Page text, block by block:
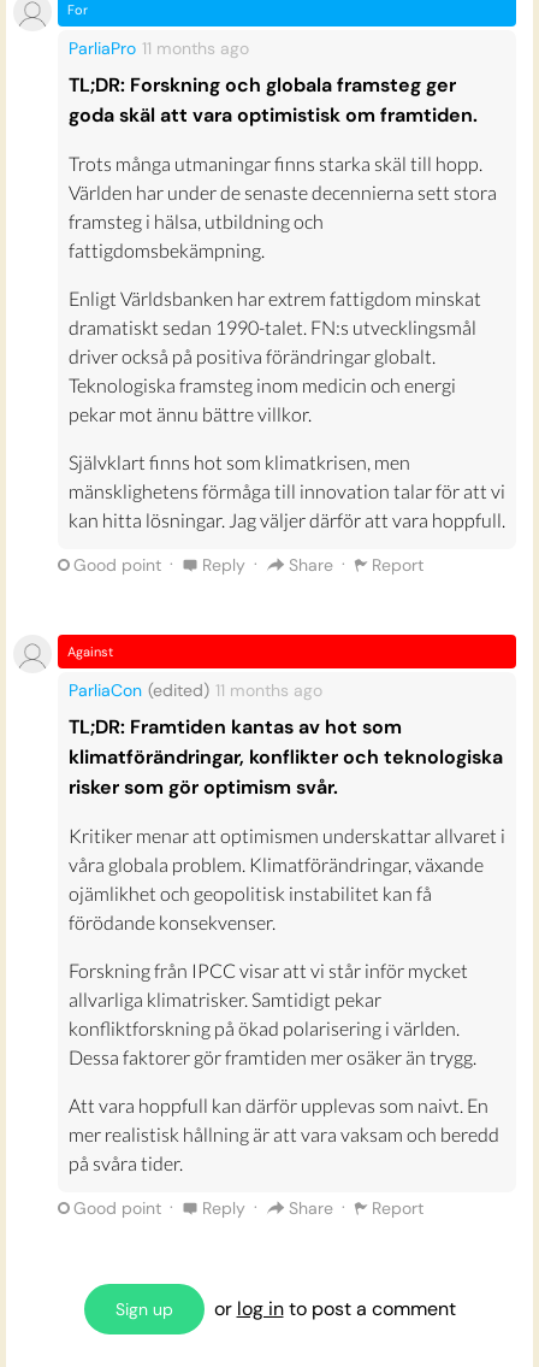
For
ParliaPro 11 months ago
TL;DR: Forskning och globala framsteg ger
goda skäl att vara optimistisk om framtiden.
Trots många utmaningar finns starka skäl till hopp.
Världen har under de senaste decennierna sett stora
framsteg i hälsa, utbildning och
fattigdomsbekämpning.
Enligt Världsbanken har extrem fattigdom minskat
dramatiskt sedan 1990-talet. FN:s utvecklingsmål
driver också på positiva förändringar globalt.
Teknologiska framsteg inom medicin och energi
pekar mot ännu bättre villkor.
Självklart finns hot som klimatkrisen, men
mänsklighetens förmåga till innovation talar för att vi
kan hitta lösningar. Jag väljer därför att vara hoppfull.
Good point · Reply · Share · Report
Against
ParliaCon (edited) 11 months ago
TL;DR: Framtiden kantas av hot som
klimatförändringar, konflikter och teknologiska
risker som gör optimism svår.
Kritiker menar att optimismen underskattar allvaret i
våra globala problem. Klimatförändringar, växande
ojämlikhet och geopolitisk instabilitet kan få
förödande konsekvenser.
Forskning från IPCC visar att vi står inför mycket
allvarliga klimatrisker. Samtidigt pekar
konfliktforskning på ökad polarisering i världen.
Dessa faktorer gör framtiden mer osäker än trygg.
Att vara hoppfull kan därför upplevas som naivt. En
mer realistisk hållning är att vara vaksam och beredd
på svåra tider.
Good point · Reply · Share · Report
Sign up or log into post a comment